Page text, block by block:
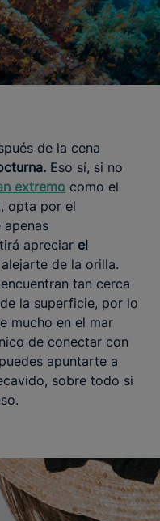
de la cena
Eso sí, si no
extremo como el
opta por el
apenas
apreciar el
de la orilla.
tan cerca
la superficie, por lo
mucho en el mar
de conectar con
apuntarte a
sobre todo si